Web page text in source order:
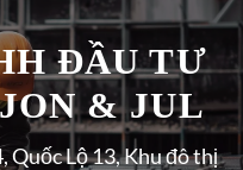
ĐẦU TƯ
& JUL
Quốc Lộ 13, Khu đô thị